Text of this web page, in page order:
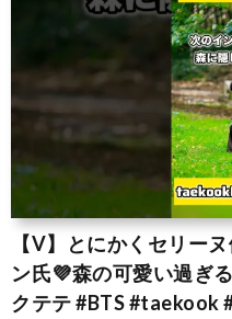
【V】とにかくセリー
ン氏💜森の可愛い過ぎ
クテテ #BTS #taekook